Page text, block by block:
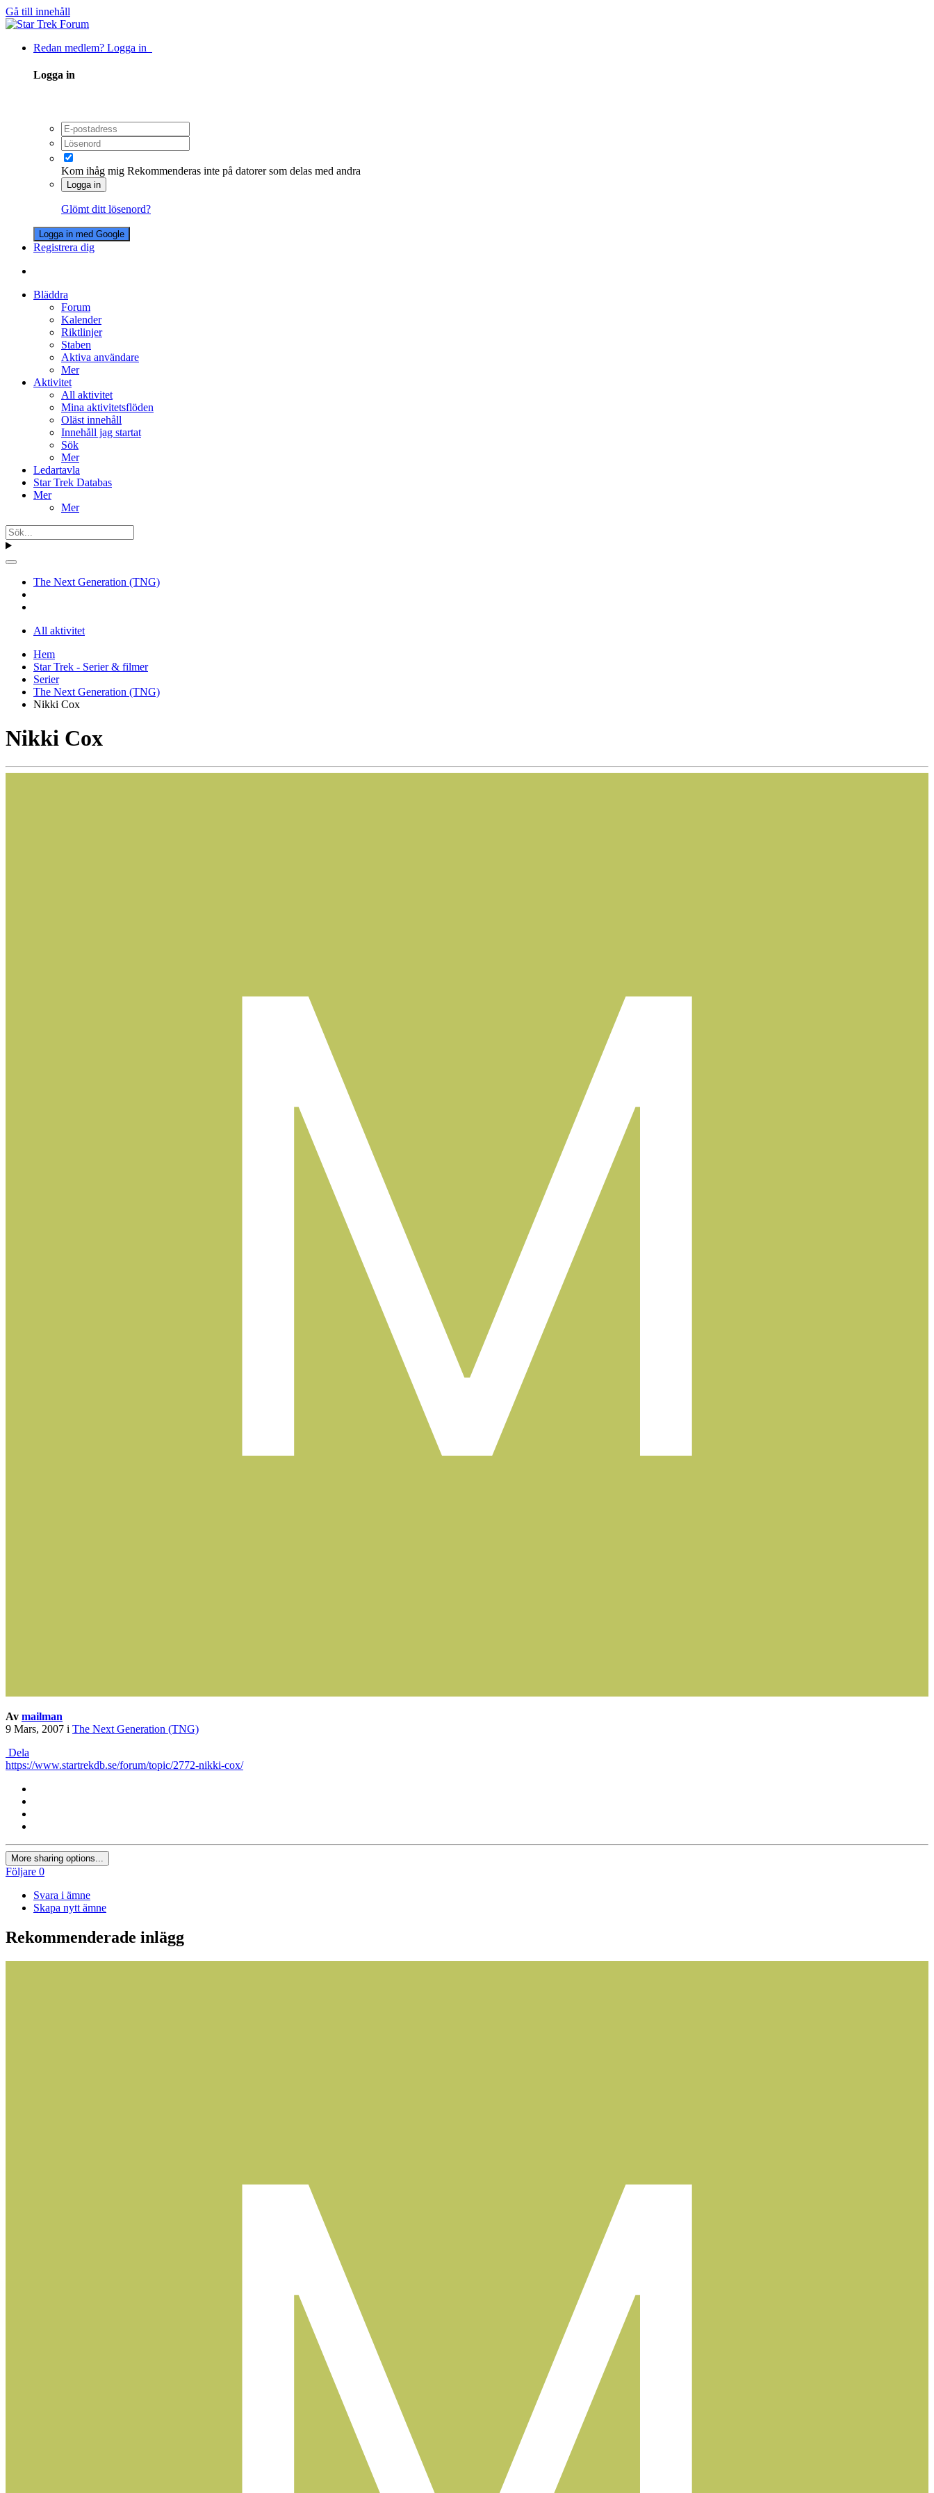
Gå till innehåll
Redan medlem? Logga in
Logga in
Kom ihåg mig Rekommenderas inte på datorer som delas med andra
Logga in
Glömt ditt lösenord?
Logga in med Google
Registrera dig
Bläddra
Forum
Kalender
Riktlinjer
Staben
Aktiva användare
Mer
Aktivitet
All aktivitet
Mina aktivitetsflöden
Oläst innehåll
Innehåll jag startat
Sök
Mer
Ledartavla
Star Trek Databas
Mer
Mer
The Next Generation (TNG)
All aktivitet
Hem
Star Trek - Serier & filmer
Serier
The Next Generation (TNG)
Nikki Cox
Nikki Cox
Av mailman
9 Mars, 2007 i The Next Generation (TNG)
Dela
https://www.startrekdb.se/forum/topic/2772-nikki-cox/
More sharing options...
Följare 0
Svara i ämne
Skapa nytt ämne
Rekommenderade inlägg